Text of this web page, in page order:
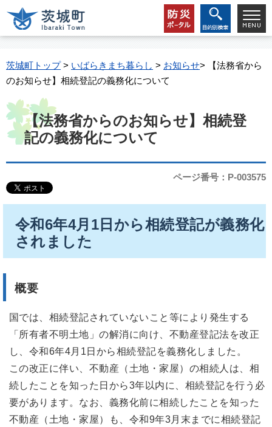
茨城町トップ> いばらきまち暮らし > お知らせ> 【法務省から
のお知らせ】相続登記の義務化について
【法務省からのお知らせ】相続登
記の義務化について
ページ番号：P-003575
令和6年4月1日から相続登記が義務化
されました
概要
国では、相続登記されていないこと等により発生する
「所有者不明土地」の解消に向け、不動産登記法を改正
し、令和6年4月1日から相続登記を義務化しました。
この改正に伴い、不動産（土地・家屋）の相続人は、相
続したことを知った日から3年以内に、相続登記を行う必
要があります。なお、義務化前に相続したことを知った
不動産（土地・家屋）も、令和9年3月末までに相続登記